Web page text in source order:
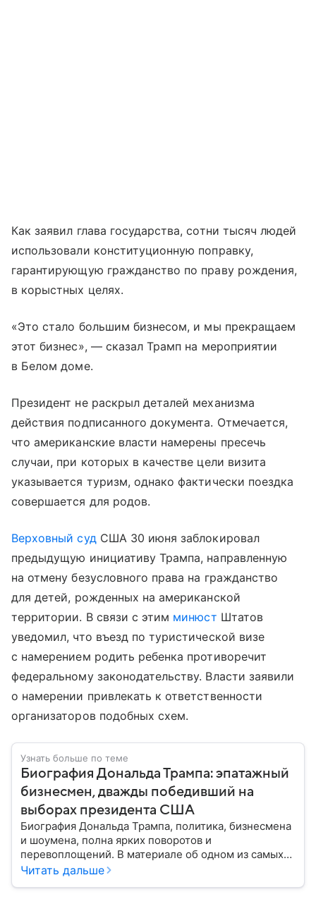
Как заявил глава государства, сотни тысяч людей
использовали конституционную поправку,
гарантирующую гражданство по праву рождения,
в корыстных целях.
«Это стало большим бизнесом, и мы прекращаем
этот бизнес», — сказал Трамп на мероприятии
в Белом доме.
Президент не раскрыл деталей механизма
действия подписанного документа. Отмечается,
что американские власти намерены пресечь
случаи, при которых в качестве цели визита
указывается туризм, однако фактически поездка
совершается для родов.
Верховный судСША 30 июня заблокировал
предыдущую инициативу Трампа, направленную
на отмену безусловного права на гражданство
для детей, рожденных на американской
территории. В связи с этим минюст Штатов
уведомил, что въезд по туристической визе
с намерением родить ребенка противоречит
федеральному законодательству. Власти заявили
о намерении привлекать к ответственности
организаторов подобных схем.
Узнать больше по теме
Биография Дональда Трампа: эпатажный
бизнесмен, дважды победивший на
выборах президента США
Биография Дональда Трампа, политика, бизнесмена
и шоумена, полна ярких поворотов и
перевоплощений. В материале об одном из самых
эпатажных деятелей современности мы разберем
Читать дальше